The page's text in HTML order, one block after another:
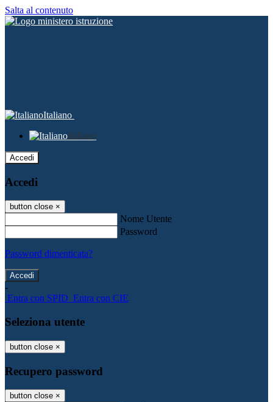
Salta al contenuto
Italiano
Italiano
Accedi
Accedi
button close ×
Nome Utente
Password
Password dimenticata?
-
Entra con SPID Entra con CIE
Seleziona utente
button close ×
Recupero password
button close ×